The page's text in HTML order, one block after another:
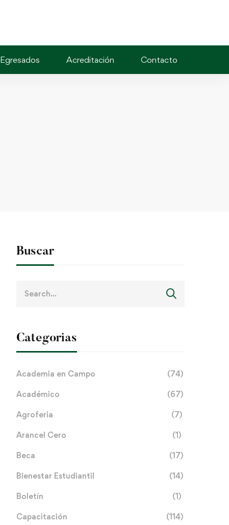
Egresados Acreditación Contacto
Buscar
Categorias
Academia en Campo (74)
Académico (67)
Agroferia (7)
Arancel Cero (1)
Beca (17)
Bienestar Estudiantil (14)
Boletín (1)
Capacitación (114)